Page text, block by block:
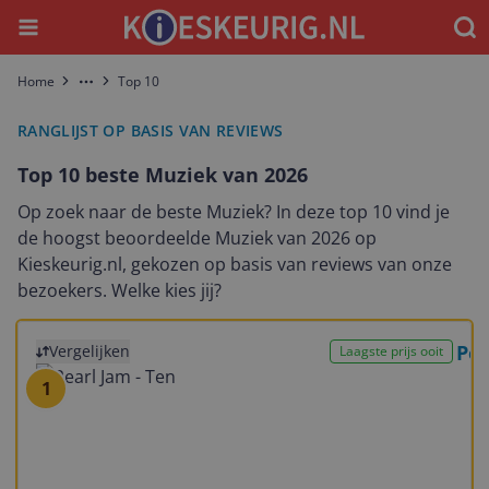
Menu
Home More Top 10
RANGLIJST OP BASIS VAN REVIEWS
Top 10 beste Muziek van 2026
Op zoek naar de beste Muziek? In deze top 10 vind je
de hoogst beoordeelde Muziek van 2026 op
Kieskeurig.nl, gekozen op basis van reviews van onze
bezoekers. Welke kies jij?
Vergelijken Laagste prijs ooit
1